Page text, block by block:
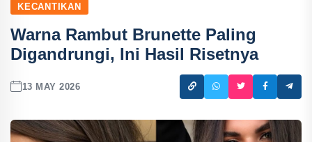
KECANTIKAN
Warna Rambut Brunette Paling
Digandrungi, Ini Hasil Risetnya
13 MAY 2026